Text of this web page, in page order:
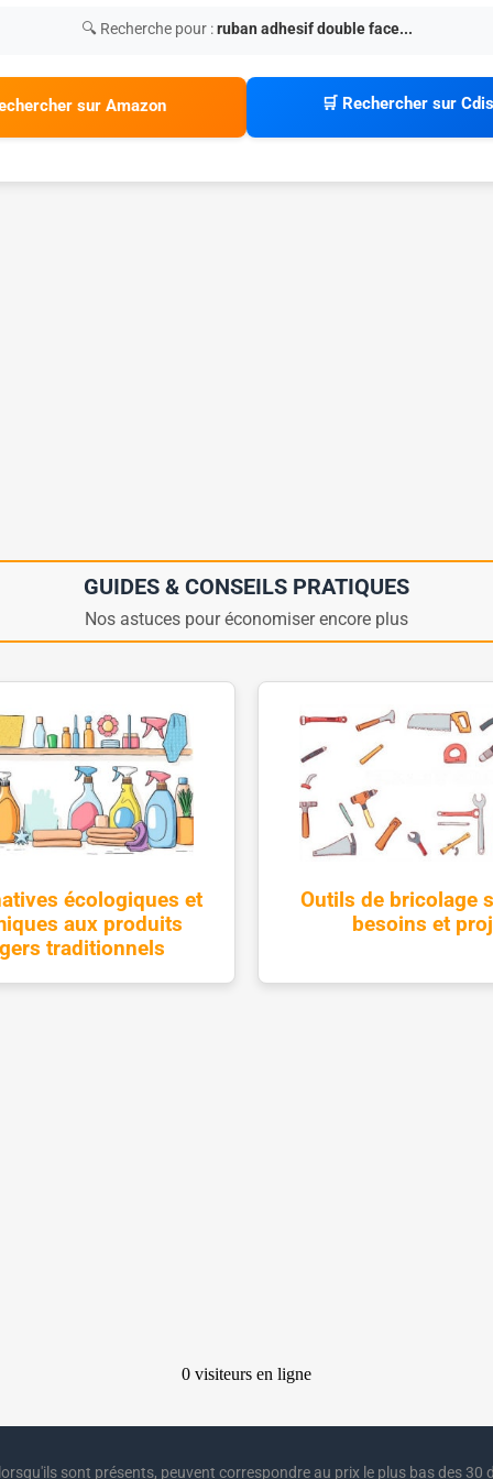
🔍 Recherche pour :ruban adhesif double face...
sur Amazon 🛒 Rechercher sur
GUIDES & CONSEILS PRATIQUES
Nos astuces pour économiser encore plus
écologiques et
aux produits
traditionnels
Outils de bricolage
besoins et
sont présents, peuvent correspondre au prix le plus bas des 30